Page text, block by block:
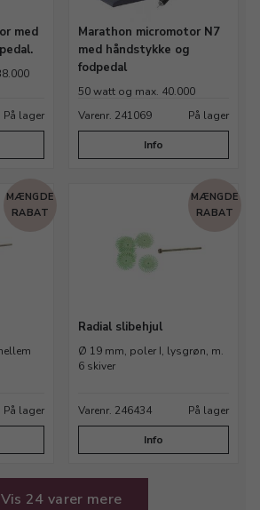
med
På lager
Marathon micromotor N7
med håndstykke og
fodpedal
50 watt og max. 40.000
Varenr. 241069 På lager
Info
MÆNGDE
RABAT
På lager
MÆNGDE
RABAT
Radial slibehjul
Ø 19 mm, poler I, lysgrøn, m.
6 skiver
Varenr. 246434 På lager
Info
Vis 24 varer mere